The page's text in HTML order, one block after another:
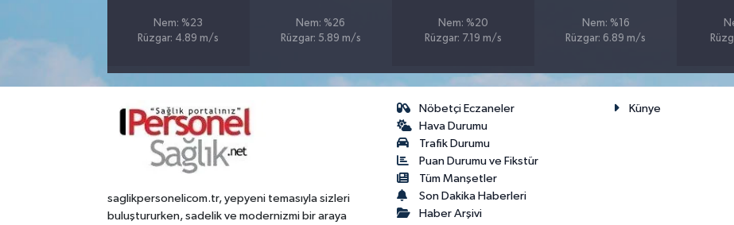
Nem: %23
Rüzgar: 4.89 m/s
Nem: %26
Rüzgar: 5.89 m/s
Nem: %20
Rüzgar: 7.19 m/s
Nem: %16
Rüzgar: 6.89 m/s
saglikpersonelicom.tr, yepyeni temasıyla sizleri
buluştururken, sadelik ve modernizmi bir araya
Nöbetçi Eczaneler
Hava Durumu
Trafik Durumu
Puan Durumu ve Fikstür
Tüm Manşetler
Son Dakika Haberleri
Haber Arşivi
Künye